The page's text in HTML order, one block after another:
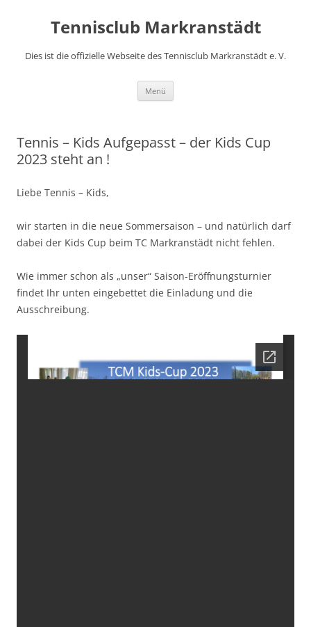
springenTennisclub Markranstädt
Dies ist die offizielle Webseite des Tennisclub Markranstädt e. V.
Menü
Tennis – Kids Aufgepasst – der Kids Cup
2023 steht an !
Liebe Tennis – Kids,
wir starten in die neue Sommersaison – und natürlich darf
dabei der Kids Cup beim TC Markranstädt nicht fehlen.
Wie immer schon als „unser“ Saison-Eröffnungsturnier
findet Ihr unten eingebettet die Einladung und die
Ausschreibung.